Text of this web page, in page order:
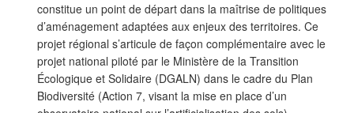
constitue un point de départ dans la maîtrise de politiques
d’aménagement adaptées aux enjeux des territoires. Ce
projet régional s’articule de façon complémentaire avec le
projet national piloté par le Ministère de la Transition
Écologique et Solidaire (DGALN) dans le cadre du Plan
Biodiversité (Action 7, visant la mise en place d’un